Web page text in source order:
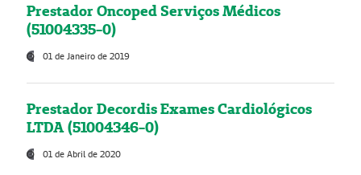
Prestador Oncoped Serviços Médicos
(51004335-0)
01 de Janeiro de 2019
Prestador Decordis Exames Cardiológicos
LTDA (51004346-0)
01 de Abril de 2020